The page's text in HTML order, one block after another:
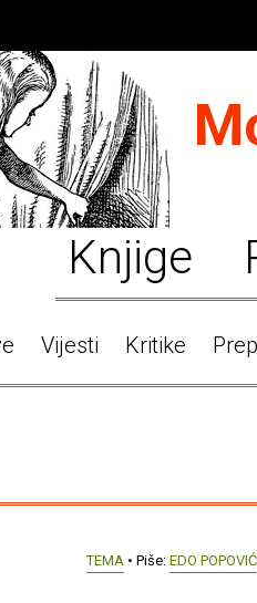
Knjige
Vijesti Kritike
TEMA • Piše: EDO POPOVIĆ